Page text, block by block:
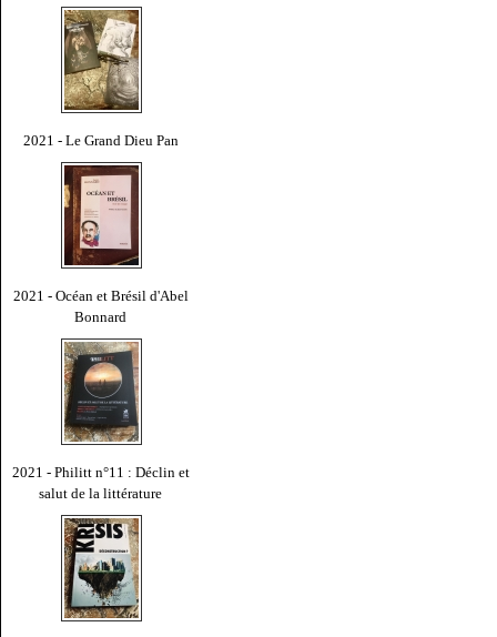
2021 - Le Grand Dieu Pan
2021 - Océan et Brésil d'Abel
Bonnard
2021 - Philitt n°11 : Déclin et
salut de la littérature